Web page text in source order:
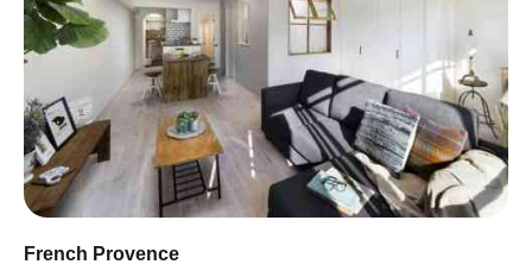
French Provence